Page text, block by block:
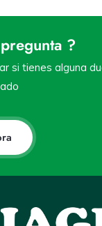
?
si tienes alguna